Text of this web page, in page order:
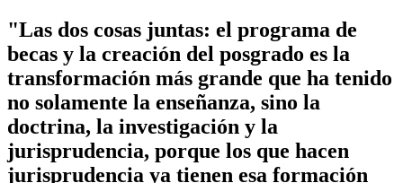
"Las dos cosas juntas: el programa de
becas y la creación del posgrado es la
transformación más grande que ha tenido
no solamente la enseñanza, sino la
doctrina, la investigación y la
jurisprudencia, porque los que hacen
jurisprudencia ya tienen esa formación